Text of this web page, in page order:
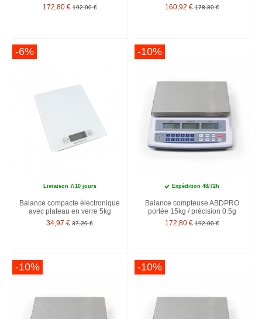
172,80 € 192,00 € 160,92 € 178,80 €
-6%
Livraison 7/10 jours
Balance compacte électronique
avec plateau en verre 5kg
34,97 € 37,20 €
-10%
Expédition 48/72h
Balance compteuse ABDPRO
portée 15kg / précision 0.5g
172,80 € 192,00 €
-10% -10%